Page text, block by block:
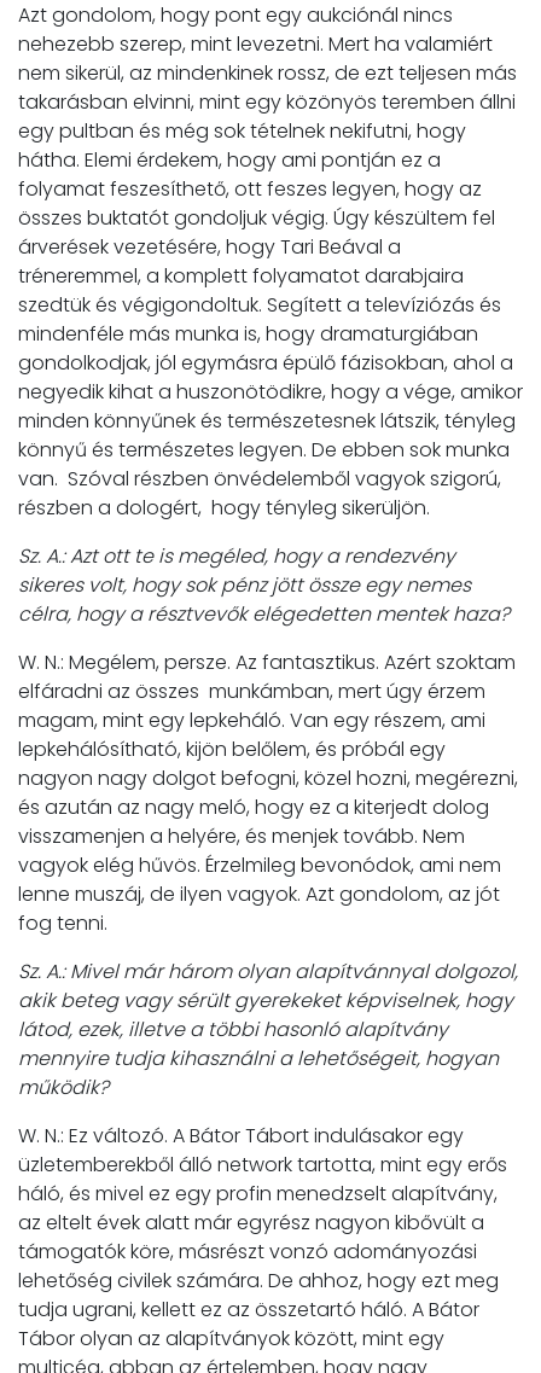
Azt gondolom, hogy pont egy aukciónál nincs
nehezebb szerep, mint levezetni. Mert ha valamiért
nem sikerül, az mindenkinek rossz, de ezt teljesen más
takarásban elvinni, mint egy közönyös teremben állni
egy pultban és még sok tételnek nekifutni, hogy
hátha. Elemi érdekem, hogy ami pontján ez a
folyamat feszesíthető, ott feszes legyen, hogy az
összes buktatót gondoljuk végig. Úgy készültem fel
árverések vezetésére, hogy Tari Beával a
tréneremmel, a komplett folyamatot darabjaira
szedtük és végigondoltuk. Segített a televíziózás és
mindenféle más munka is, hogy dramaturgiában
gondolkodjak, jól egymásra épülő fázisokban, ahol a
negyedik kihat a huszonötödikre, hogy a vége, amikor
minden könnyűnek és természetesnek látszik, tényleg
könnyű és természetes legyen. De ebben sok munka
van. Szóval részben önvédelemből vagyok szigorú,
részben a dologért, hogy tényleg sikerüljön.
Sz. A.: Azt ott te is megéled, hogy a rendezvény
sikeres volt, hogy sok pénz jött össze egy nemes
célra, hogy a résztvevők elégedetten mentek haza?
W. N.: Megélem, persze. Az fantasztikus. Azért szoktam
elfáradni az összes munkámban, mert úgy érzem
magam, mint egy lepkeháló. Van egy részem, ami
lepkehálósítható, kijön belőlem, és próbál egy
nagyon nagy dolgot befogni, közel hozni, megérezni,
és azután az nagy meló, hogy ez a kiterjedt dolog
visszamenjen a helyére, és menjek tovább. Nem
vagyok elég hűvös. Érzelmileg bevonódok, ami nem
lenne muszáj, de ilyen vagyok. Azt gondolom, az jót
fog tenni.
Sz. A.: Mivel már három olyan alapítvánnyal dolgozol,
akik beteg vagy sérült gyerekeket képviselnek, hogy
látod, ezek, illetve a többi hasonló alapítvány
mennyire tudja kihasználni a lehetőségeit, hogyan
működik?
W. N.: Ez változó. A Bátor Tábort indulásakor egy
üzletemberekből álló network tartotta, mint egy erős
háló, és mivel ez egy profin menedzselt alapítvány,
az eltelt évek alatt már egyrész nagyon kibővült a
támogatók köre, másrészt vonzó adományozási
lehetőség civilek számára. De ahhoz, hogy ezt meg
tudja ugrani, kellett ez az összetartó háló. A Bátor
Tábor olyan az alapítványok között, mint egy